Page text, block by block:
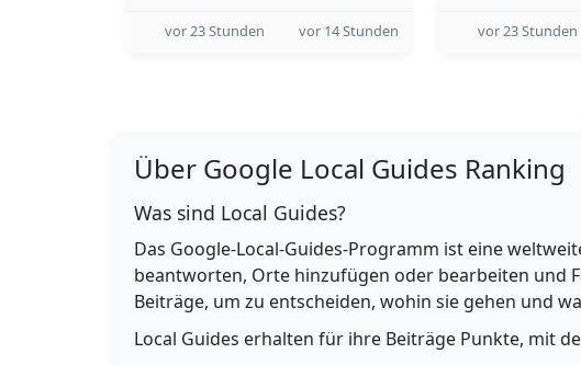
vor 23 Stunden vor 14 Stunden vor 23 Stunden
Über Google Local Guides Ranking
Was sind Local Guides?
Das Google-Local-Guides-Programm ist eine
beantworten, Orte hinzufügen oder bearbeiten und
Beiträge, um zu entscheiden, wohin sie gehen und
Local Guides erhalten für ihre Beiträge Punkte, mit